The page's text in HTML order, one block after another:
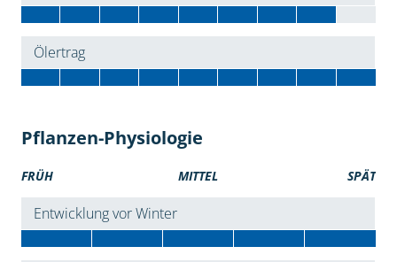
Ölertrag
Pflanzen-Physiologie
FRÜH MITTEL SPÄT
Entwicklung vor Winter